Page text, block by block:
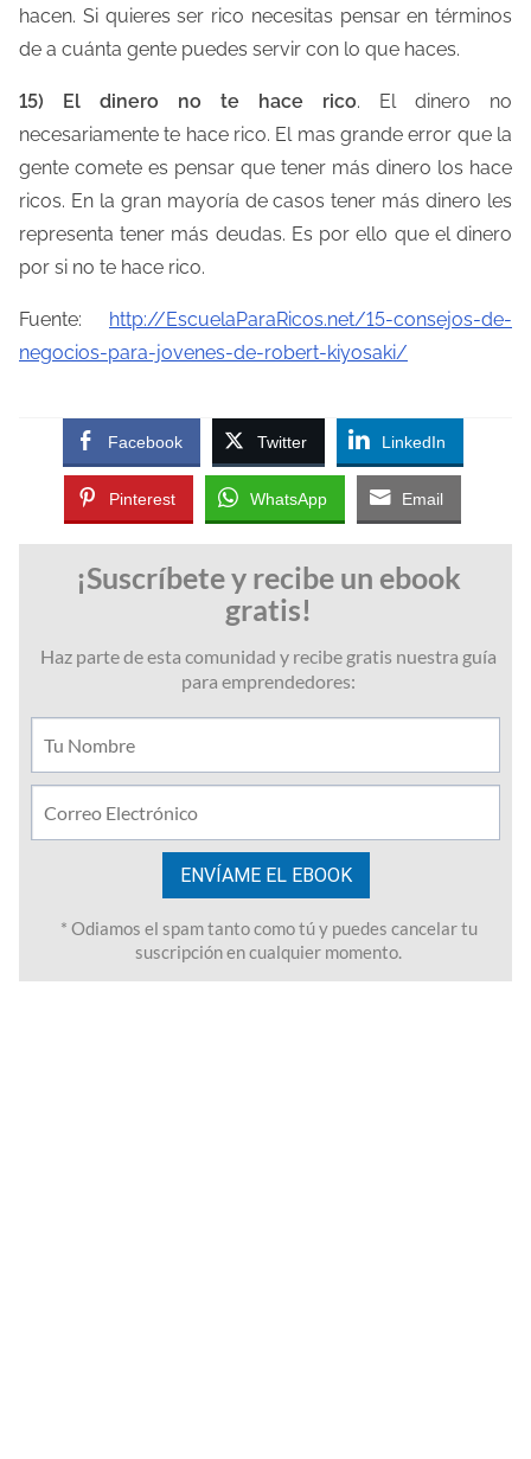
hacen. Si quieres ser rico necesitas pensar en términos
de a cuánta gente puedes servir con lo que haces.
15) El dinero no te hace rico. El dinero no
necesariamente te hace rico. El mas grande error que la
gente comete es pensar que tener más dinero los hace
ricos. En la gran mayoría de casos tener más dinero les
representa tener más deudas. Es por ello que el dinero
por si no te hace rico.
Fuente: http://EscuelaParaRicos.net/15-consejos-de-
negocios-para-jovenes-de-robert-kiyosaki/
Facebook Twitter LinkedIn
Pinterest WhatsApp Email